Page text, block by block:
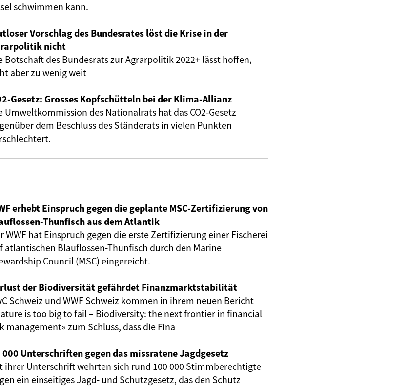
schwimmen kann.
Vorschlag des Bundesrates löst die Krise in der
nicht
Botschaft des Bundesrats zur Agrarpolitik 2022+ lässt hoffen,
aber zu wenig weit
Gesetz: Grosses Kopfschütteln bei der Klima-Allianz
Umweltkommission des Nationalrats hat das CO2-Gesetz
dem Beschluss des Ständerats in vielen Punkten
erhebt Einspruch gegen die geplante MSC-Zertifizierung von
Thunfisch aus dem Atlantik
WWF hat Einspruch gegen die erste Zertifizierung einer Fischerei
atlantischen Blauflossen-Thunfisch durch den Marine
Council (MSC) eingereicht.
der Biodiversität gefährdet Finanzmarktstabilität
Schweiz und WWF Schweiz kommen in ihrem neuen Bericht
is too big to fail – Biodiversity: the next frontier in financial
management» zum Schluss, dass die Fina
000 Unterschriften gegen das missratene Jagdgesetz
ihrer Unterschrift wehrten sich rund 100 000 Stimmberechtigte
ein einseitiges Jagd- und Schutzgesetz, das den Schutz